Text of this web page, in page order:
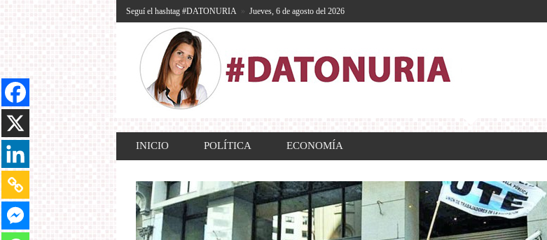
Seguí el hashtag #DATONURIA » Jueves, 6 de agosto del 2026
INICIO POLÍTICA ECONOMÍA